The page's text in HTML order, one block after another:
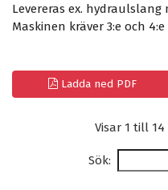
Levereras ex. hydraulslang
Maskinen kräver 3:e och
Ladda ned PDF
Visar 1 till
Sök: